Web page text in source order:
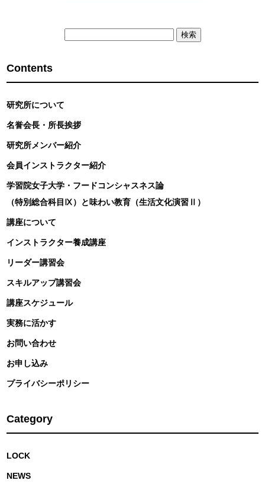
Contents
研究所について
名誉会長・所長挨拶
研究所メンバー紹介
会員インストラクター紹介
学習院女子大学・フードコンシャスネス論
（特別総合科目Ⅸ）と味わい教育（生活文化演習Ⅱ）
講座について
インストラクター養成講座
リーダー講習会
スキルアップ講習会
講座スケジュール
実務に活かす
お問い合わせ
お申し込み
プライバシーポリシー
Category
LOCK
NEWS